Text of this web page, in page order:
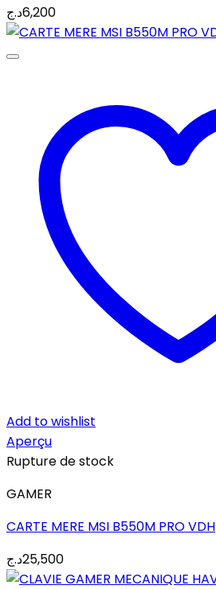
6,200د.ج
Add to wishlist
Aperçu
Rupture de stock
GAMER
CARTE MERE MSI B550M PRO VDH
25,500د.ج